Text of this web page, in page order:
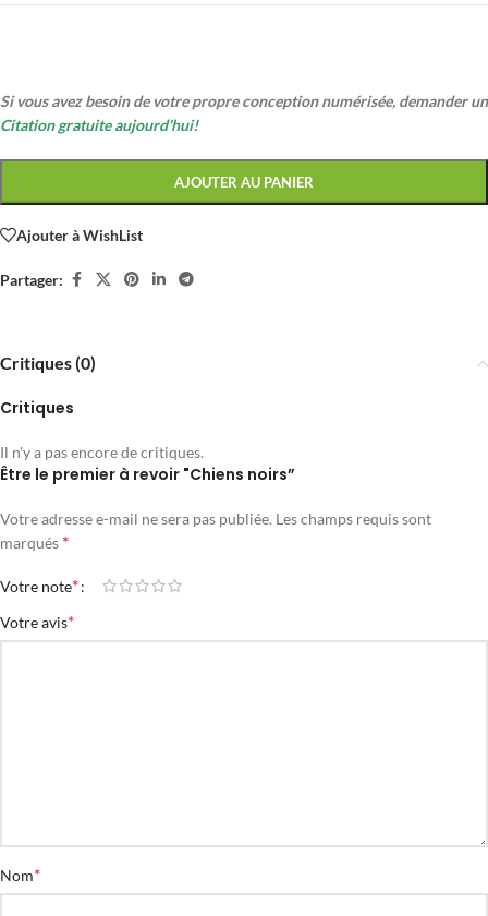
Si vous avez besoin de votre propre conception numérisée, demander un
Citation gratuite aujourd'hui!
AJOUTER AU PANIER
Ajouter à WishList
Partager:
Critiques (0)
Critiques
Il n'y a pas encore de critiques.
Être le premier à revoir "Chiens noirs”
Votre adresse e-mail ne sera pas publiée. Les champs requis sont
marqués *
Votre note*
Votre avis*
Nom*